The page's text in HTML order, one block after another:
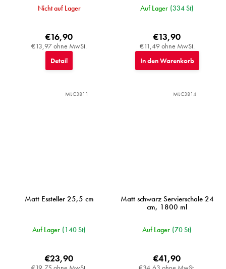
Nicht auf Lager
€13,97 ohne MwSt.
€16,90
Detail
Auf Lager (334 St)
€11,49 ohne MwSt.
€13,90
In den Warenkorb
Matt Essteller 25,5 cm
Auf Lager (140 St)
€23,90
MIJC3811
Matt schwarz Servierschale 24
cm, 1800 ml
Auf Lager (70 St)
€41,90
MIJC3814